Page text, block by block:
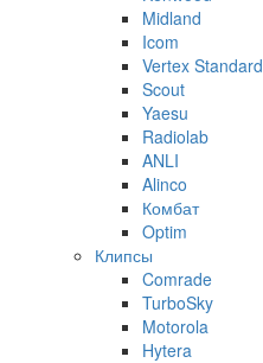
Midland
Icom
Vertex Standard
Scout
Yaesu
Radiolab
ANLI
Alinco
Комбат
Optim
Клипсы
Comrade
TurboSky
Motorola
Hytera